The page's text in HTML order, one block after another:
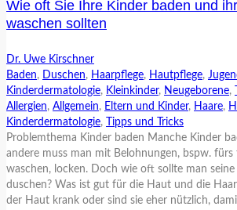
Wie oft Sie Ihre Kinder baden und
waschen sollten
Dr. Uwe Kirschner
Baden, Duschen, Haarpflege, Hautpflege,
Kinderdermatologie, Kleinkinder, Neugeborene,
Allergien, Allgemein, Eltern und Kinder, Haare,
Kinderdermatologie,
Tipps und Tricks
Problemthema Kinder baden Manche Kinder
andere muss man mit Belohnungen, bspw. fürs
waschen, locken. Doch wie oft sollte man
duschen? Was ist gut für die Haut und die
der Haut krank oder sind sie eher nützlich,